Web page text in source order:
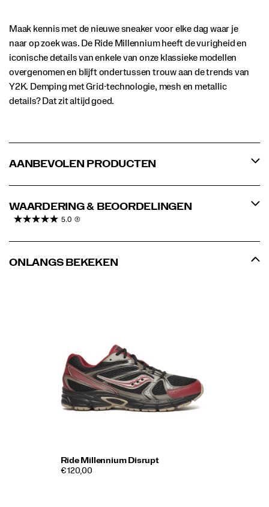
Maak kennis met de nieuwe sneaker voor elke dag waar je
naar op zoek was. De Ride Millennium heeft de vurigheid en
iconische details van enkele van onze klassieke modellen
overgenomen en blijft ondertussen trouw aan de trends van
Y2K. Demping met Grid-technologie, mesh en metallic
details? Dat zit altijd goed.
AANBEVOLEN PRODUCTEN
WAARDERING & BEOORDELINGEN
5.0 (3)
ONLANGS BEKEKEN
Ride Millennium Disrupt
€ 120,00